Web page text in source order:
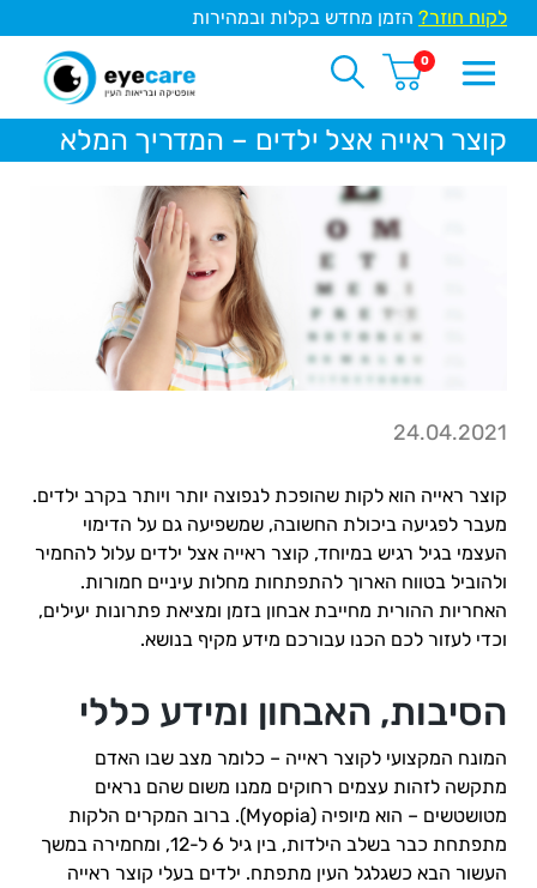
לקוח חוזר? הזמן מחדש בקלות ובמהירות
0
קוצר ראייה אצל ילדים – המדריך המלא
24.04.2021
קוצר ראייה הוא לקות שהופכת לנפוצה יותר ויותר בקרב ילדים.
מעבר לפגיעה ביכולת החשובה, שמשפיעה גם על הדימוי
העצמי בגיל רגיש במיוחד, קוצר ראייה אצל ילדים עלול להחמיר
ולהוביל בטווח הארוך להתפתחות מחלות עיניים חמורות.
האחריות ההורית מחייבת אבחון בזמן ומציאת פתרונות יעילים,
וכדי לעזור לכם הכנו עבורכם מידע מקיף בנושא.
הסיבות, האבחון ומידע כללי
המונח המקצועי לקוצר ראייה – כלומר מצב שבו האדם
מתקשה לזהות עצמים רחוקים ממנו משום שהם נראים
מטושטשים – הוא מיופיה (Myopia). ברוב המקרים הלקות
מתפתחת כבר בשלב הילדות, בין גיל 6 ל-12, ומחמירה במשך
העשור הבא כשגלגל העין מתפתח. ילדים בעלי קוצר ראייה